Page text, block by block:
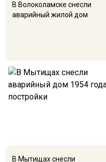
В Волоколамске снесли
аварийный жилой дом
В Мытищах снесли